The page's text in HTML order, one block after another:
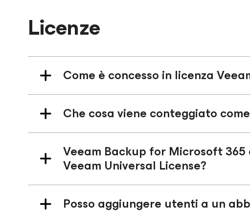
Licenze
Come è concesso in licenza
Che cosa viene conteggiato
Veeam Backup for Microsoft 365
Veeam Universal License?
Posso aggiungere utenti a un